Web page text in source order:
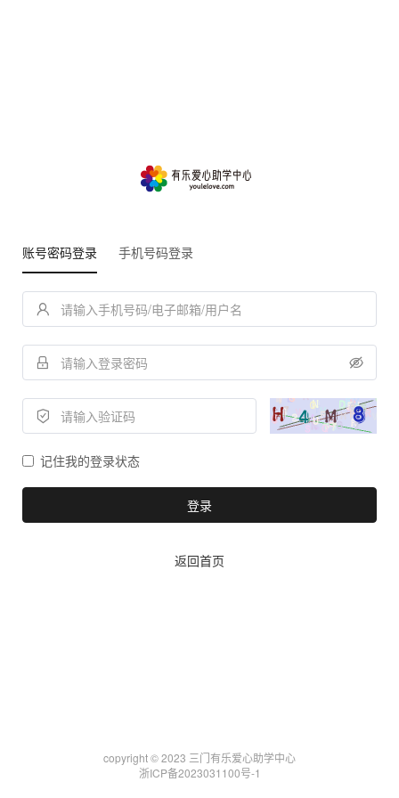
账号密码登录 手机号码登录
记住我的登录状态
登录
返回首页
copyright © 2023 三门有乐爱心助学中心
浙ICP备2023031100号-1